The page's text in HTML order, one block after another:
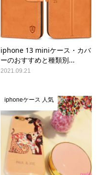
iphone 13 miniケース・カバ
ーのおすすめと種類別...
2021.09.21
iphoneケース 人気